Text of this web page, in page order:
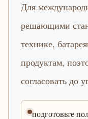
Для
решающими
технике,
продуктам,
согласовать до
подготовьте